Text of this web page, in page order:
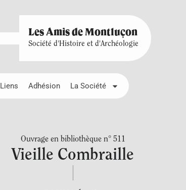
Les Amis de Montluçon
Société d'Histoire et d'Archéologie
Liens Adhésion La Société
Ouvrage en bibliothèque n° 511
Vieille Combraille